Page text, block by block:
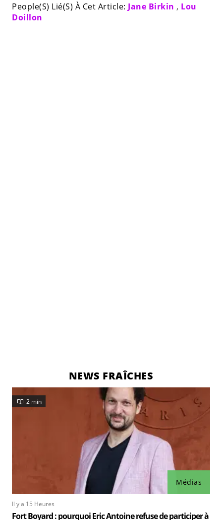
People(S) Lié(S) À Cet Article: Jane Birkin , Lou
Doillon
NEWS FRAÎCHES
Médias
2 min
Il y a 15 Heures
Fort Boyard : pourquoi Eric Antoine refuse de participer à